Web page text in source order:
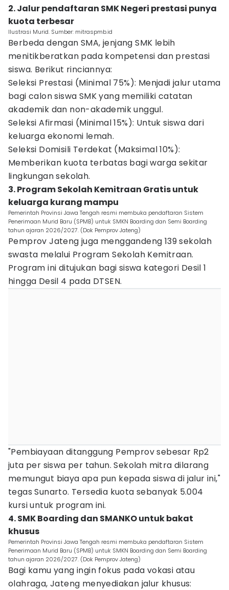
2. Jalur pendaftaran SMK Negeri prestasi punya
kuota terbesar
Ilustrasi Murid. Sumber: mitraspmb.id
Berbeda dengan SMA, jenjang SMK lebih
menitikberatkan pada kompetensi dan prestasi
siswa. Berikut rinciannya:
Seleksi Prestasi (Minimal 75%): Menjadi jalur utama
bagi calon siswa SMK yang memiliki catatan
akademik dan non-akademik unggul.
Seleksi Afirmasi (Minimal 15%): Untuk siswa dari
keluarga ekonomi lemah.
Seleksi Domisili Terdekat (Maksimal 10%):
Memberikan kuota terbatas bagi warga sekitar
lingkungan sekolah.
3. Program Sekolah Kemitraan Gratis untuk
keluarga kurang mampu
Pemerintah Provinsi Jawa Tengah resmi membuka pendaftaran Sistem
Penerimaan Murid Baru (SPMB) untuk SMKN Boarding dan Semi Boarding
tahun ajaran 2026/2027. (Dok Pemprov Jateng)
Pemprov Jateng juga menggandeng 139 sekolah
swasta melalui Program Sekolah Kemitraan.
Program ini ditujukan bagi siswa kategori Desil 1
hingga Desil 4 pada DTSEN.
"Pembiayaan ditanggung Pemprov sebesar Rp2
juta per siswa per tahun. Sekolah mitra dilarang
memungut biaya apa pun kepada siswa di jalur ini,"
tegas Sunarto. Tersedia kuota sebanyak 5.004
kursi untuk program ini.
4. SMK Boarding dan SMANKO untuk bakat
khusus
Pemerintah Provinsi Jawa Tengah resmi membuka pendaftaran Sistem
Penerimaan Murid Baru (SPMB) untuk SMKN Boarding dan Semi Boarding
tahun ajaran 2026/2027. (Dok Pemprov Jateng)
Bagi kamu yang ingin fokus pada vokasi atau
olahraga, Jateng menyediakan jalur khusus: